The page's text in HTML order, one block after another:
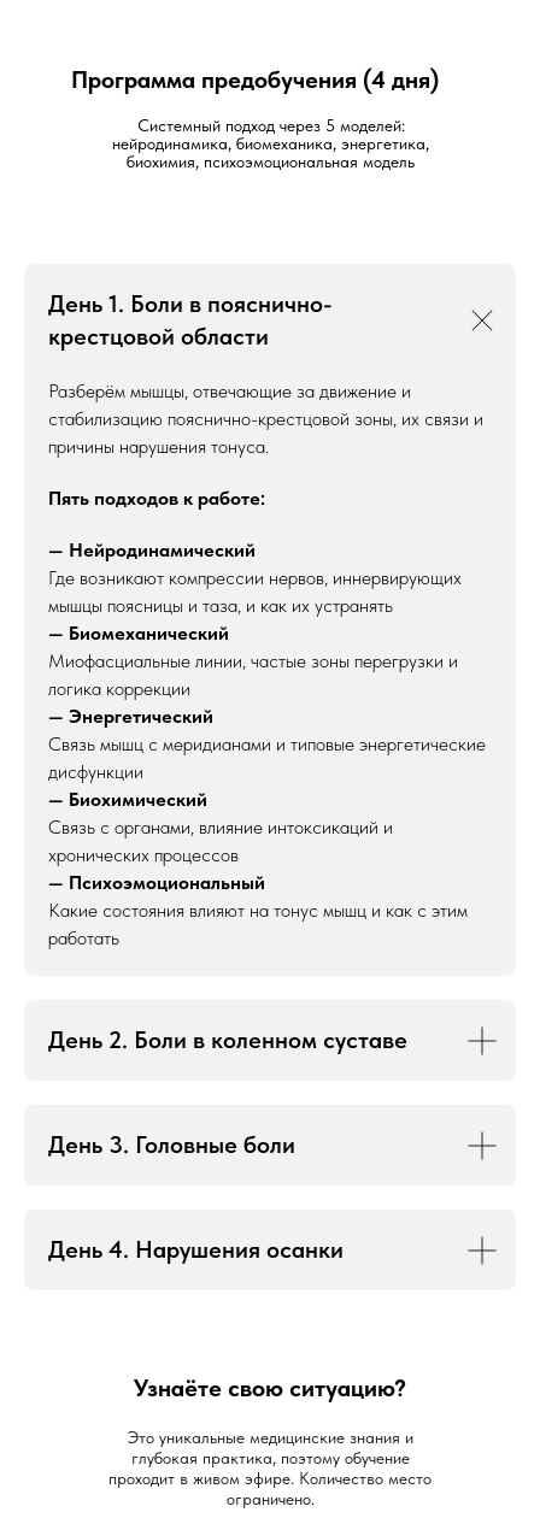
Системный подход через 5 моделей:
нейродинамика, биомеханика, энергетика,
биохимия, психоэмоциональная модель
Программа предобучения (4 дня)
День 1. Боли в пояснично-
крестцовой области
Разберём мышцы, отвечающие за движение и
стабилизацию пояснично-крестцовой зоны, их связи и
причины нарушения тонуса.
Пять подходов к работе:
— Нейродинамический
Где возникают компрессии нервов, иннервирующих
мышцы поясницы и таза, и как их устранять
— Биомеханический
Миофасциальные линии, частые зоны перегрузки и
логика коррекции
— Энергетический
Связь мышц с меридианами и типовые энергетические
дисфункции
— Биохимический
Связь с органами, влияние интоксикаций и
хронических процессов
— Психоэмоциональный
Какие состояния влияют на тонус мышц и как с этим
работать
День 2. Боли в коленном суставе
День 3. Головные боли
День 4. Нарушения осанки
Это уникальные медицинские знания и
глубокая практика, поэтому обучение
проходит в живом эфире. Количество место
ограничено.
Узнаёте свою ситуацию?